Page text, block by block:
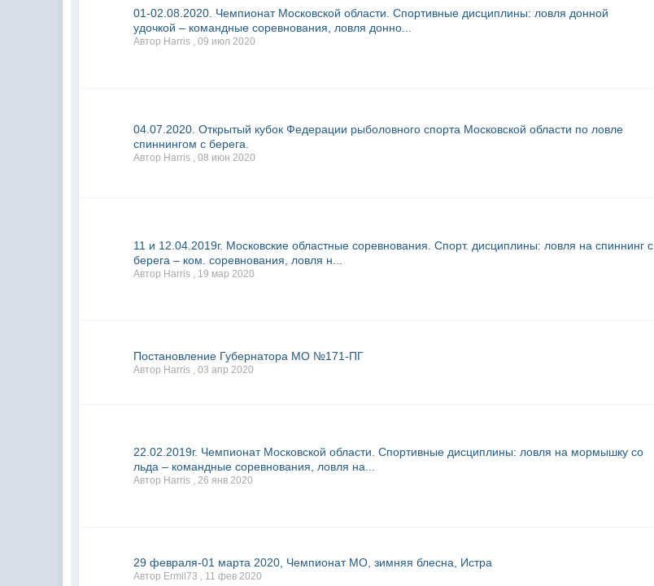
01-02.08.2020. Чемпионат Московской области. Спортивные дисциплины: ловля донной
удочкой – командные соревнования, ловля донно...
Автор Harris ,09 июл 2020
04.07.2020. Открытый кубок Федерации рыболовного спорта Московской области по ловле
спиннингом с берега.
Автор Harris ,08 июн 2020
11 и 12.04.2019г. Московские областные соревнования. Спорт. дисциплины: ловля на спиннинг с
берега – ком. соревнования, ловля н...
Автор Harris , 19 мар 2020
Постановление Губернатора МО №171-ПГ
Автор Harris ,03 апр 2020
22.02.2019г. Чемпионат Московской области. Спортивные дисциплины: ловля на мормышку со
льда – командные соревнования, ловля на...
Автор Harris ,26 янв 2020
29 февраля-01 марта 2020, Чемпионат МО, зимняя блесна, Истра
Автор Ermil73 , 11 фев 2020